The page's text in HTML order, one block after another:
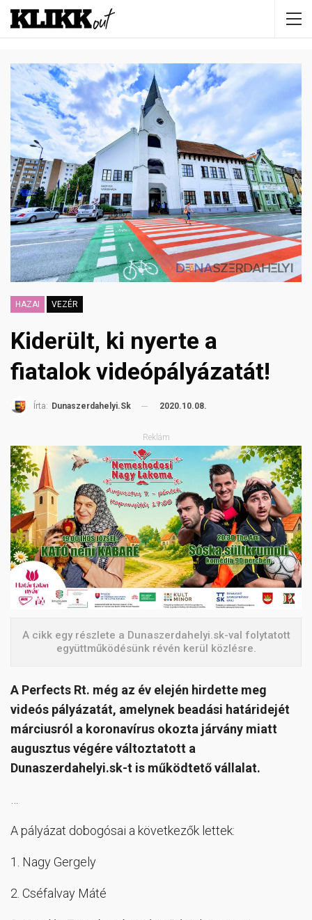
HAZAI VEZÉR
Kiderült, ki nyerte a
fiatalok videópályázatát!
Írta: Dunaszerdahelyi.sk 2020.10.08.
Reklám
A cikk egy részlete a Dunaszerdahelyi.sk-val folytatott
együttműködésünk révén kerül közlésre.
A Perfects Rt. még az év elején hirdette meg
videós pályázatát, amelynek beadási határidejét
márciusról a koronavírus okozta járvány miatt
augusztus végére változtatott a
Dunaszerdahelyi.sk-t is működtető vállalat.
…
A pályázat dobogósai a következők lettek:
1. Nagy Gergely
2. Cséfalvay Máté